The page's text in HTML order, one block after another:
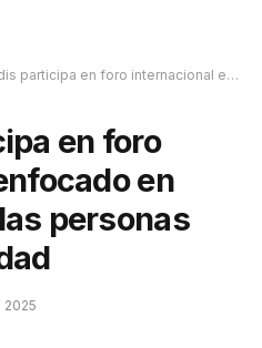
en foro internacional enfocado en empleos para las personas con discapacidad
en foro
en
personas
2025